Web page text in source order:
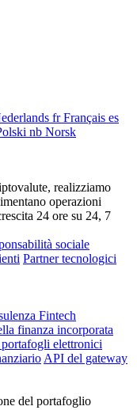
frFrançais es
nb Norsk
realizziamo
operazioni
24 ore su 24, 7
sociale
Partner tecnologici
Fintech
finanza incorporata
elettronici
API del gateway
del portafoglio